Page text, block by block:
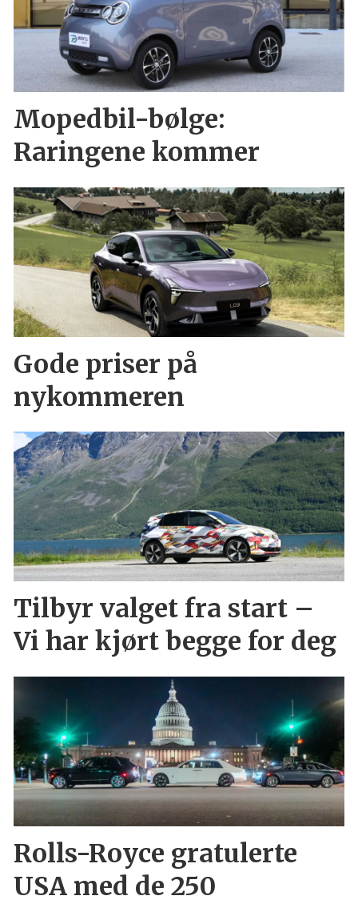
Mopedbil-bølge:
Raringene kommer
Gode priser på
nykommeren
Tilbyr valget fra start –
Vi har kjørt begge for deg
Rolls-Royce gratulerte
USA med de 250